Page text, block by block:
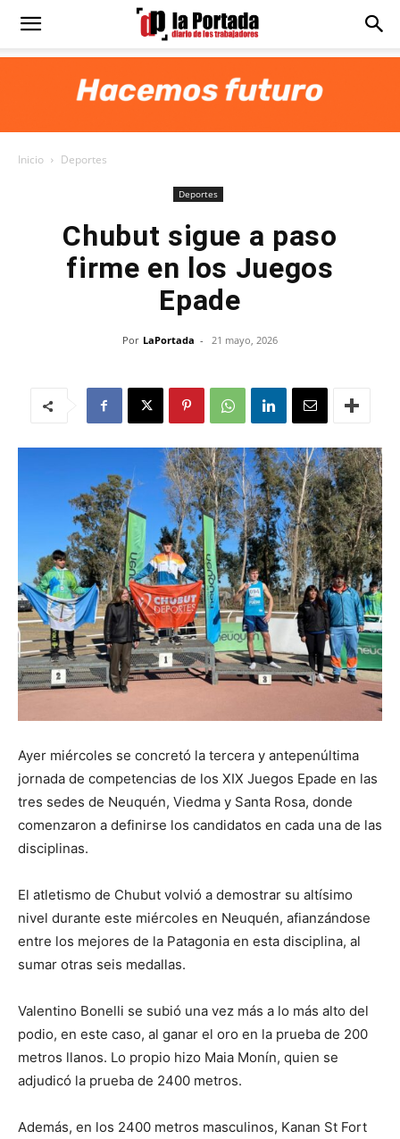
Diario
Inicio Deportes
Deportes
Chubut sigue a paso
firme en los Juegos
Epade
Por LaPortada - 21 mayo, 2026
Ayer miércoles se concretó la tercera y antepenúltima
jornada de competencias de los XIX Juegos Epade en las
tres sedes de Neuquén, Viedma y Santa Rosa, donde
comenzaron a definirse los candidatos en cada una de las
disciplinas.
El atletismo de Chubut volvió a demostrar su altísimo
nivel durante este miércoles en Neuquén, afianzándose
entre los mejores de la Patagonia en esta disciplina, al
sumar otras seis medallas.
Valentino Bonelli se subió una vez más a lo más alto del
podio, en este caso, al ganar el oro en la prueba de 200
metros llanos. Lo propio hizo Maia Monín, quien se
adjudicó la prueba de 2400 metros.
Además, en los 2400 metros masculinos, Kanan St Fort